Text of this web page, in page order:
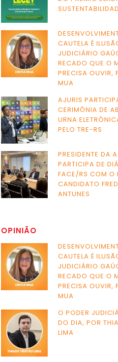
CAUTELA É
JUDICIÁRIO
RECADO QUE O
PRECISA OUVIR,
MUA
AJURIS
CERIMÔNIA DE
URNA
PELO TRE-RS
PRESIDENTE DA
PARTICIPA DE
FACE/RS COM O
CANDIDATO
ANTUNES
OPINIÃO
CAUTELA É
JUDICIÁRIO
RECADO QUE O
PRECISA OUVIR,
MUA
O PODER
DO DIA, POR
LIMA